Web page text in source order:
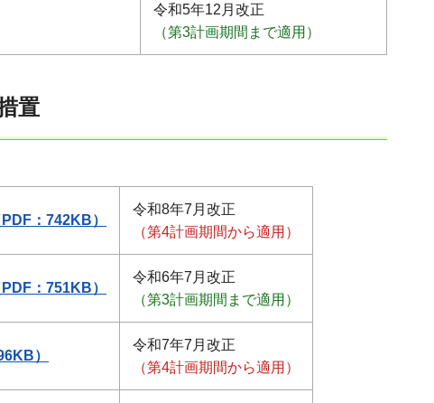
令和5年12月改正
（第3計画期間まで適用）
置
：742KB）
令和8年7月改正
（第4計画期間から適用）
：751KB）
令和6年7月改正
（第3計画期間まで適用）
）
令和7年7月改正
（第4計画期間から適用）